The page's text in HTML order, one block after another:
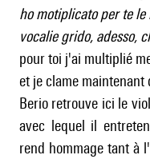
ho motiplicato per te
vocalie grido, adesso,
pour toi j'ai multiplié
et je clame maintenant
Berio retrouve ici le
avec lequel il
rend hommage tant à